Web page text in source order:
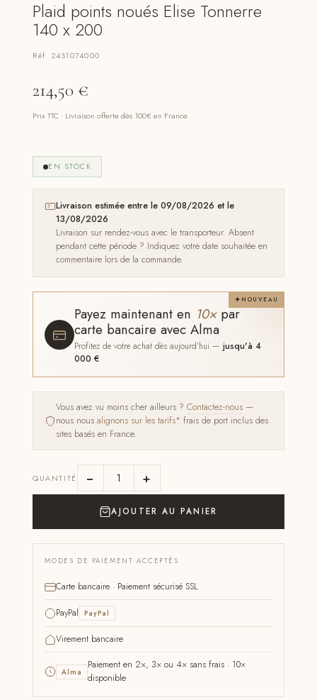
Plaid points noués Elise Tonnerre
140 x 200
Réf. 2431074000
214,50 €
Prix TTC · Livraison offerte dès 100€ en France
EN STOCK
Livraison estimée entre le 09/08/2026 et le
13/08/2026
Livraison sur rendez-vous avec le transporteur. Absent
pendant cette période ? Indiquez votre date souhaitée en
commentaire lors de la commande.
NOUVEAU
Payez maintenant en 10×par
carte bancaire avec Alma
Profitez de votre achat dès aujourd'hui —jusqu'à 4
000 €
Vous avez vu moins cher ailleurs ?Contactez-nous —
nous nousalignons sur les tarifs* frais de port inclus des
sites basés en France.
QUANTITÉ − +
AJOUTER AU PANIER
MODES DE PAIEMENT ACCEPTÉS
Carte bancaire · Paiement sécurisé SSL
PayPal PayPal
Virement bancaire
Alma
Paiement en 2×, 3× ou 4× sans frais · 10×
disponible